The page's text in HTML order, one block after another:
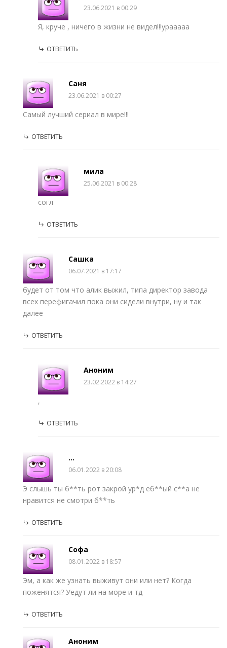
23.06.2021 в 00:29
Я, круче , ничего в жизни не видел!!!урааааа
ОТВЕТИТЬ
Саня
23.06.2021 в 00:27
Самый лучший сериал в мире!!!
ОТВЕТИТЬ
мила
25.06.2021 в 00:28
согл
ОТВЕТИТЬ
Сашка
06.07.2021 в 17:17
будет от том что алик выжил, типа директор завода
всех перефигачил пока они сидели внутри, ну и так
далее
ОТВЕТИТЬ
Аноним
23.02.2022 в 14:27
,
ОТВЕТИТЬ
...
06.01.2022 в 20:08
Э слышь ты б**ть рот закрой ур*д еб**ый с**а не
нравится не смотри б**ть
ОТВЕТИТЬ
Софа
08.01.2022 в 18:57
Эм, а как же узнать выживут они или нет? Когда
поженятся? Уедут ли на море и тд
ОТВЕТИТЬ
Аноним